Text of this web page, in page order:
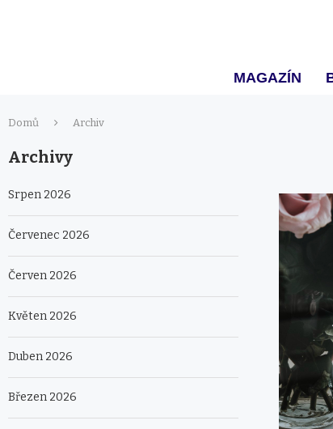
MAGAZÍN
Domů Archiv
Archivy
Srpen 2026
Červenec 2026
Červen 2026
Květen 2026
Duben 2026
Březen 2026